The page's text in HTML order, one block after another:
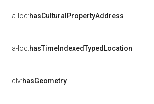
a-loc:hasCulturalPropertyAddress
a-loc:hasTimeIndexedTypedLocation
clv:hasGeometry